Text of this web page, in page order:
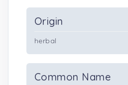
Origin
herbal
Common Name